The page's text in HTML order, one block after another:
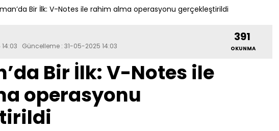
Bir İlk: V-Notes ile rahim alma operasyonu gerçekleştirildi
Güncelleme : 31-05-2025 14:03
391
OKUNMA
Bir İlk: V-Notes ile
operasyonu